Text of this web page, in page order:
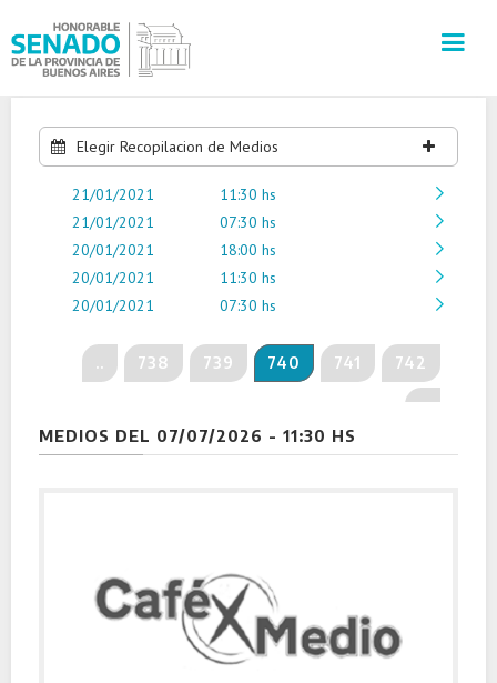
SECRETARÍAS
PRENSA
CULTURA
VISITAS GUIADAS
CONTACTO
Elegir Recopilacion de Medios
21/01/2021
11:30 hs
21/01/2021
07:30 hs
20/01/2021
18:00 hs
20/01/2021
11:30 hs
20/01/2021
07:30 hs
.. 738 739 740 741 742
..
MEDIOS DEL 07/07/2026 - 11:30 HS